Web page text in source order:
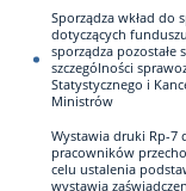
Sporządza wkład do
dotyczących
sporządza pozostałe
szczególności
Statystycznego i
Ministrów
Wystawia druki Rp-7
pracowników
celu ustalenia
wystawia